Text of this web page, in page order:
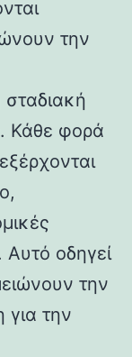
την
Κάθε φορά
οδηγεί
την
για την